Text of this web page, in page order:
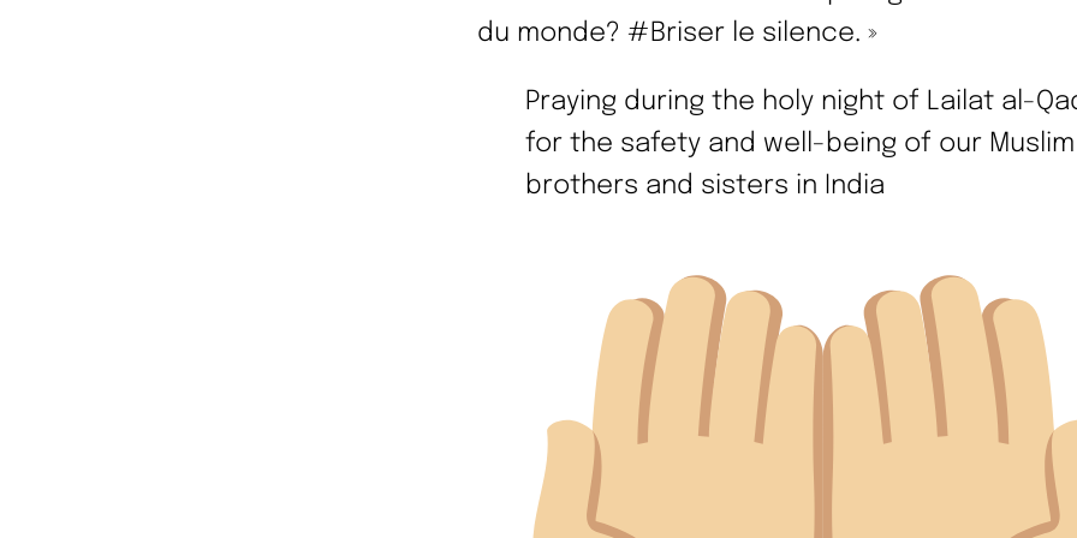
du monde? #Briser le silence. »
Praying during the holy night of Lailat al-
for the safety and well-being of our Muslim
brothers and sisters in India